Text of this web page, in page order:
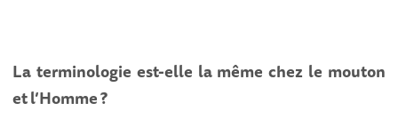
La terminologie est-elle la même chez le mouton
et l’Homme ?